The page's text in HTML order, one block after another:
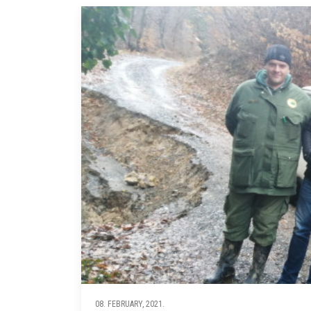
08. FEBRUARY, 2021.